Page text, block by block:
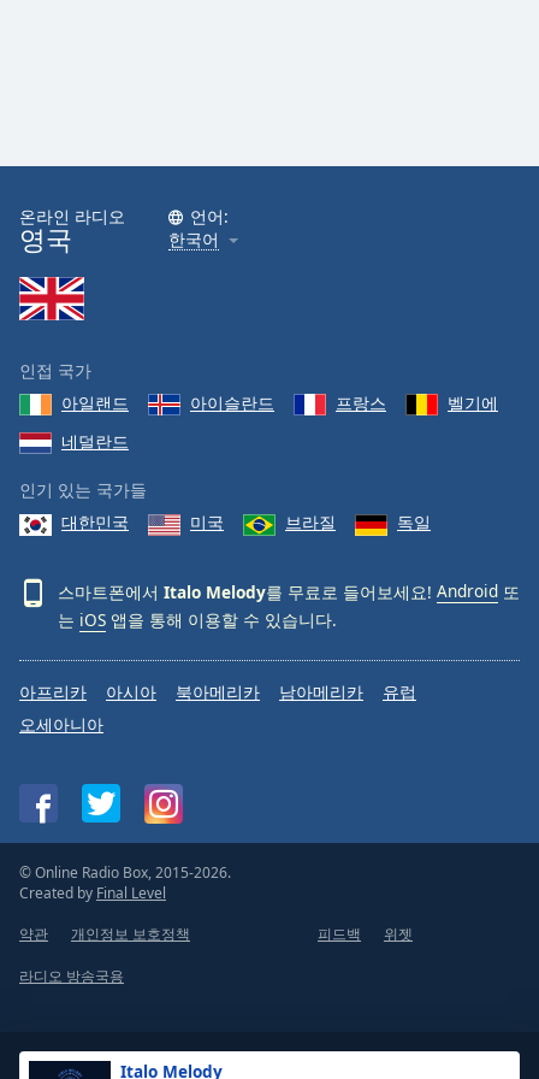
Italo Melody
온라인 라디오
영국
언어:
한국어
인접 국가
아일랜드
아이슬란드 프랑스
벨기에
네덜란드
인기 있는 국가들
대한민국
미국 브라질 독일
스마트폰에서 Italo Melody를 무료로 들어보세요! Android 또
는 iOS 앱을 통해 이용할 수 있습니다.
아프리카 아시아 북아메리카 남아메리카
유럽
오세아니아
© Online Radio Box, 2015-2026.
Created by Final Level
약관
개인정보 보호정책 피드백 위젯
라디오 방송국용